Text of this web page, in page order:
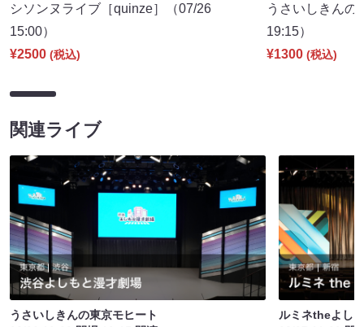
シソンヌライブ［quinze］（07/26
15:00）
¥2500 (税込)
うさいしきん
19:15）
¥1300 (税込)
関連ライブ
うさいしきんの東京モヒート
ルミネtheよし